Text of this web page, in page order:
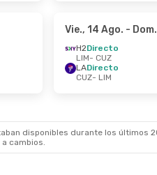
Vie., 14 Ago. -
H2Directo
LIM- CUZ
LADirecto
CUZ- LIM
disponibles durante los últimos
cambios.